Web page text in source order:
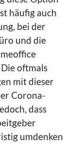
häufig auch
bei der
und die
oftmals
mit dieser
Corona-
dass
umdenken